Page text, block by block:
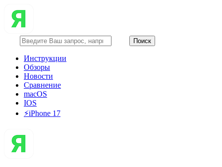
Инструкции
Обзоры
Новости
Сравнение
macOS
IOS
⚡️iPhone 17